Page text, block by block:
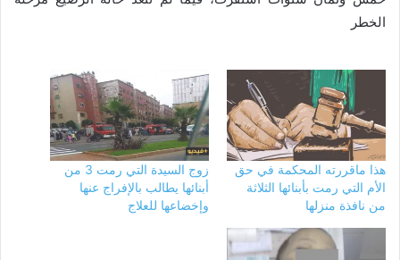
الخطر
هذا ماقررته المحكمة في حق
الأم التي رمت بأبنائها الثلاثة
من نافذة منزلها
زوج السيدة التي رمت 3 من
أبنائها يطالب بالإفراج عنها
وإخضاعها للعلاج